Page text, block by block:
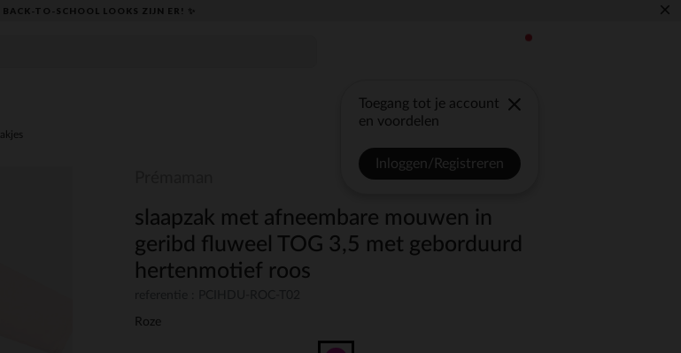
BACK-TO-SCHOOL LOOKS ZIJN ER! ✨ ×
Toegang tot je account
en voordelen
Inloggen/Registreren
slaapzak met afneembare mouwen in
geribd fluweel TOG 3,5 met geborduurd
hertenmotief roos
Roze